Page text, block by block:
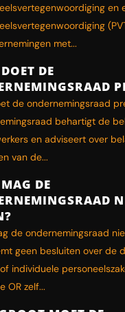
en
met...
DE
de ondernemingsraad
behartigt de
en adviseert over
van de...
DE
de ondernemingsraad
geen besluiten over de
individuele
OR zelf...